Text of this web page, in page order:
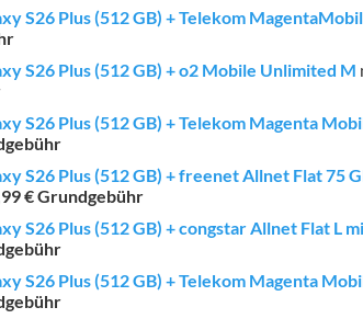
S26 Plus (512 GB) + Telekom
S26 Plus (512 GB) + o2 Mobile Unlimited M
S26 Plus (512 GB) + Telekom Magenta
S26 Plus (512 GB) + freenet Allnet Flat 75
€ Grundgebühr
S26 Plus (512 GB) + congstar Allnet Flat L
S26 Plus (512 GB) + Telekom Magenta